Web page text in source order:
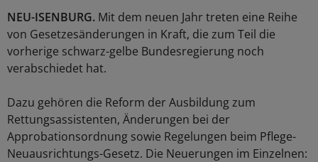
NEU-ISENBURG. Mit dem neuen Jahr treten eine Reihe
von Gesetzesänderungen in Kraft, die zum Teil die
vorherige schwarz-gelbe Bundesregierung noch
verabschiedet hat.
Dazu gehören die Reform der Ausbildung zum
Rettungsassistenten, Änderungen bei der
Approbationsordnung sowie Regelungen beim Pflege-
Neuausrichtungs-Gesetz. Die Neuerungen im Einzelnen: